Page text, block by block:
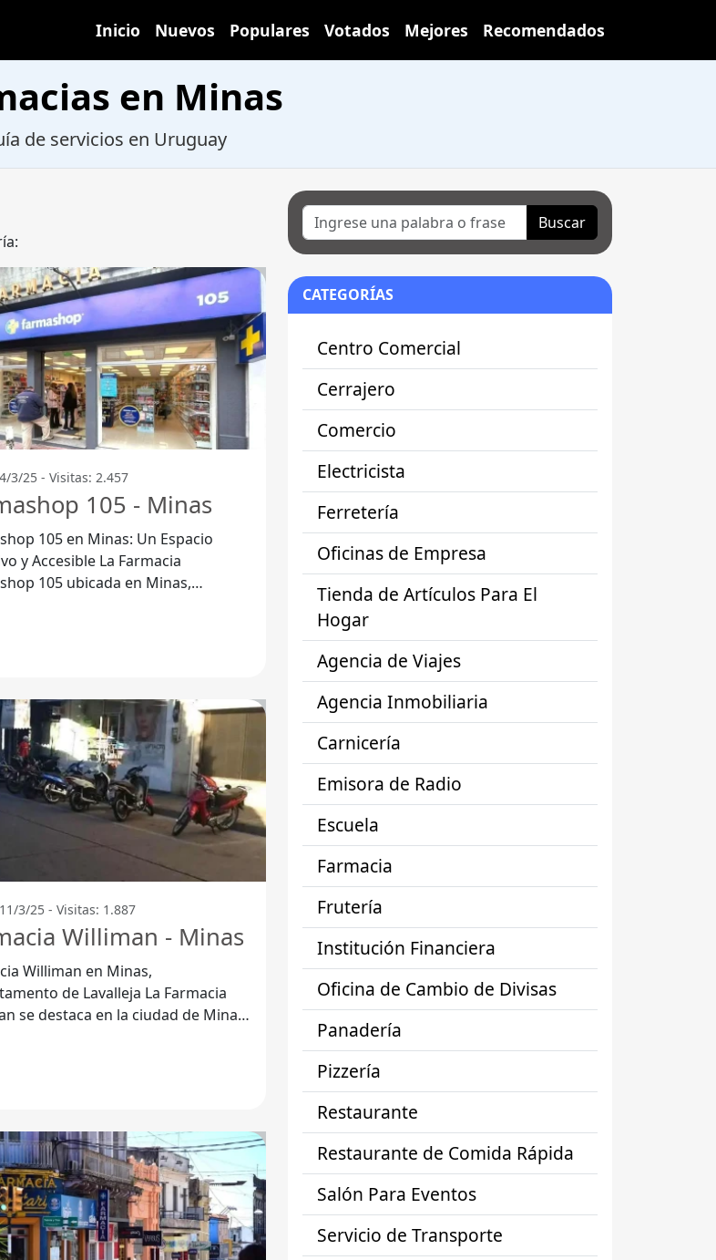
Inicio Nuevos Populares Votados Mejores Recomendados
en Minas
de servicios en Uruguay
3/25 - Visitas: 2.457
105 - Minas
105 en Minas: Un Espacio
La Farmacia
105 ubicada en Minas,
3/25 - Visitas: 1.887
Williman - Minas
Williman en Minas,
de Lavalleja La Farmacia
se destaca en la ciudad de Minas
Buscar
CATEGORÍAS
Centro Comercial
Cerrajero
Comercio
Electricista
Ferretería
Oficinas de Empresa
Tienda de Artículos Para El
Hogar
Agencia de Viajes
Agencia Inmobiliaria
Carnicería
Emisora de Radio
Escuela
Farmacia
Frutería
Institución Financiera
Oficina de Cambio de Divisas
Panadería
Pizzería
Restaurante
Restaurante de Comida Rápida
Salón Para Eventos
Servicio de Transporte